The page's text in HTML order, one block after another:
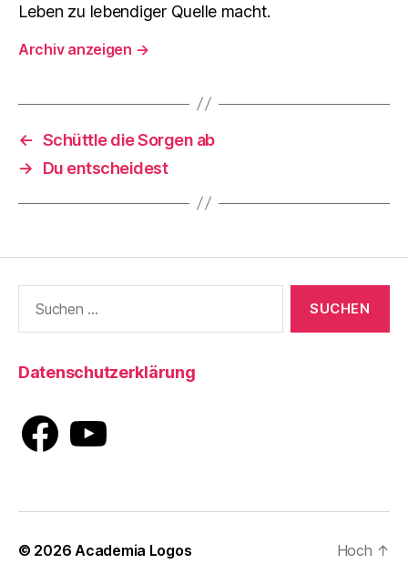
Leben zu lebendiger Quelle macht.
Archiv anzeigen →
← Schüttle die Sorgen ab
→
Du entscheidest
nach:
Datenschutzerklärung
FacebookYouTube
© 2026 Academia Logos Hoch ↑